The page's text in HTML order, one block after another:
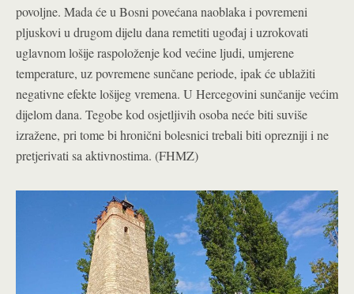
povoljne. Mada će u Bosni povećana naoblaka i povremeni
pljuskovi u drugom dijelu dana remetiti ugođaj i uzrokovati
uglavnom lošije raspoloženje kod većine ljudi, umjerene
temperature, uz povremene sunčane periode, ipak će ublažiti
negativne efekte lošijeg vremena. U Hercegovini sunčanije većim
dijelom dana. Tegobe kod osjetljivih osoba neće biti suviše
izražene, pri tome bi hronični bolesnici trebali biti oprezniji i ne
pretjerivati sa aktivnostima. (FHMZ)